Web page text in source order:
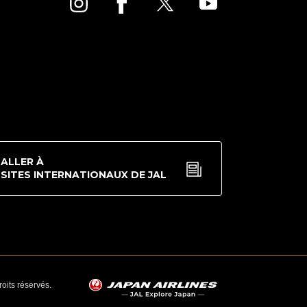
ALLER À
SITES INTERNATIONAUX DE JAL
réservés.